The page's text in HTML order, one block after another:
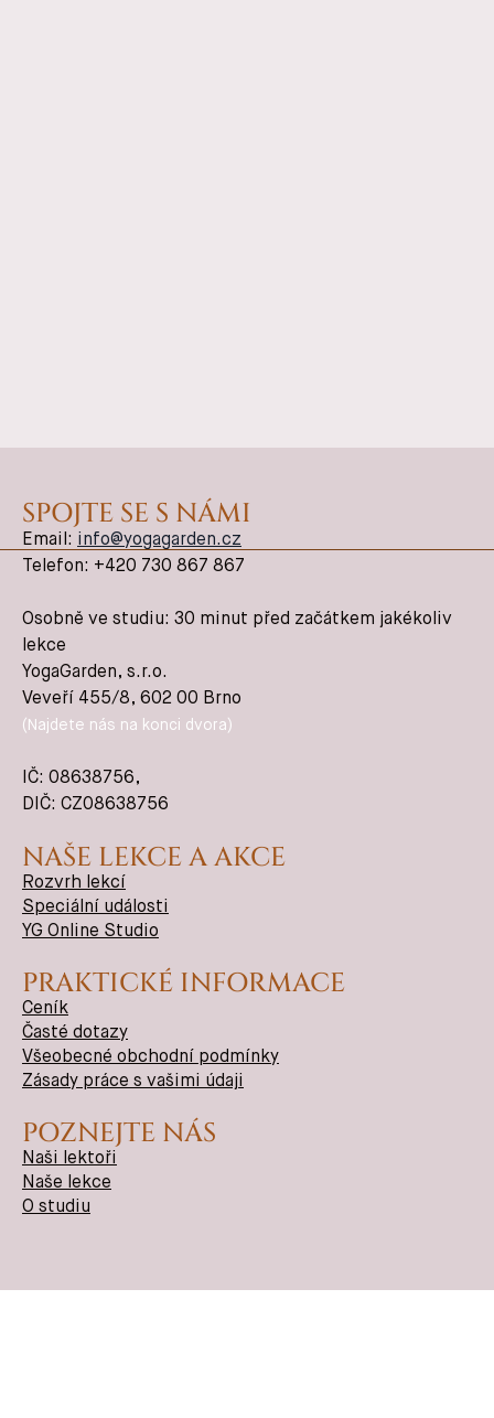
SPOJTE SE S NÁMI
Email: info@yogagarden.cz
Telefon: +420 730 867 867
Osobně ve studiu: 30 minut před začátkem jakékoliv
lekce
YogaGarden, s.r.o.
Veveří 455/8, 602 00 Brno
(Najdete nás na konci dvora)
IČ: 08638756,
DIČ: CZ08638756
NAŠE LEKCE A AKCE
Rozvrh lekcí
Speciální události
YG Online Studio
PRAKTICKÉ INFORMACE
Ceník
Časté dotazy
Všeobecné obchodní podmínky
Zásady práce s vašimi údaji
POZNEJTE NÁS
Naši lektoři
Naše lekce
O studiu